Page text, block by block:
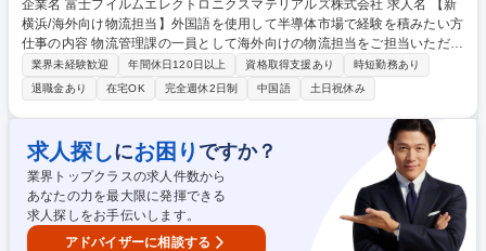
企業名 富士フイルムエレクトロニクスマテリアルズ株式会社 求人名 【新
横浜/海外向け物流担当】外国語を使用して半導体市場で経験を積みたい方
仕事の内容 物流管理課の一員として海外向けの物流担当をご担当いただき
ます。 【入社後すぐ（1年間程度を目安）】 ■顧客対応：受注業務、納期
回答、必要データ作成 ■社内対応：在庫確認、配車確認及び依頼、自身の
担当顧客/製品に紐付いた営業/生産管理担当との在庫や納期調整、請求書
締め等事務作業 【業務に慣れてきたら（入社1年後程度を目安）】 ■海外
向け物流網の構築、DXを活用した海外向け業務の改善等物流企画業務：
業務内容についての課題発掘/推進作業、部署内での業務効率化、業務推進
など影響力の発揮、ISOに基づく文書制改訂、監査対応等 募集職種 【新横
浜/海外向け物流担当】外国語を使用して半導体市場で経験を積みたい方
業界未経験歓迎 年間休日120日以上 資格取得支援あり
時短勤務あり
退職金あり
在宅OK 完全週休2日制 中国語 土日祝休み
求人探しにお困り ですか？
業界トップクラスの求人件数から
あなたの力を最大限に発揮できる
求人探しをお手伝いします。
アドバイザーに相談する